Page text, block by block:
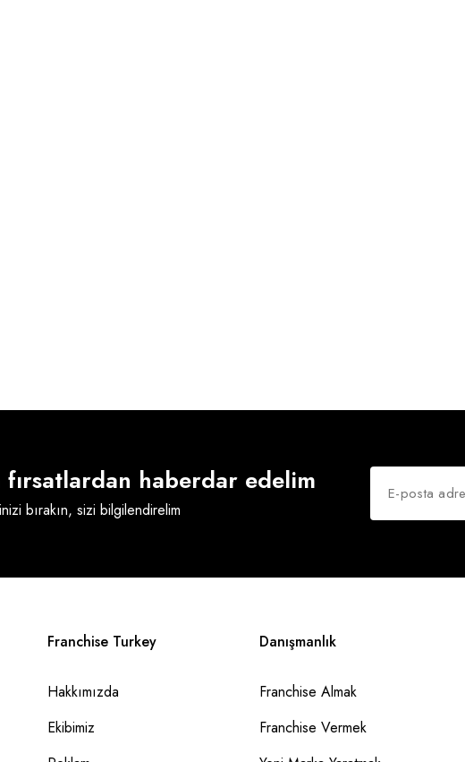
haberdar edelim
bırakın, sizi bilgilendirelim
Franchise Turkey
Hakkımızda
Ekibimiz
Danışmanlık
Franchise Almak
Franchise Vermek